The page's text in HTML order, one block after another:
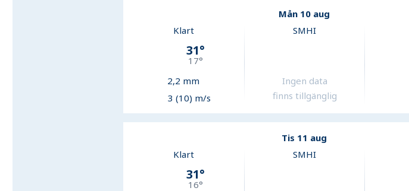
Mån 10 aug
Klart
31°
17°
2,2 mm
3 (10) m/s
SMHI
Ingen data
finns tillgänglig
Tis 11 aug
Klart
31°
16°
SMHI